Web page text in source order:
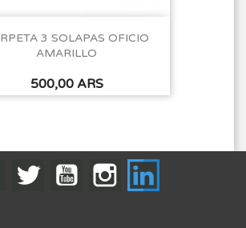
3 SOLAPAS OFICIO
AMARILLO
Precio
500,00 ARS
FacebookTwitter YouTubeInstagram